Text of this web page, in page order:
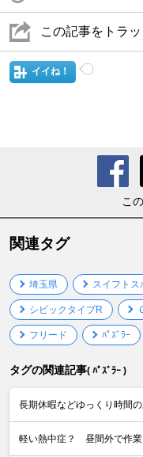
この記事をトラ
イイね！
こ
関連タグ
埼玉県 スイフトス
シビックタイプR
フリード ﾊﾟｽﾞﾗｰ
タグの関連記事( ﾊﾟｽﾞﾗｰ )
長期休暇などゆっくり時間
軽い熱中症？ 昼間外で作